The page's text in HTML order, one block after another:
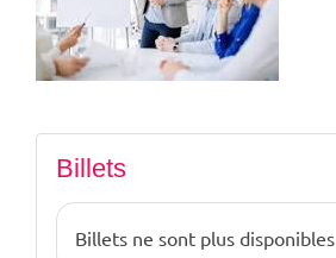
Billets
Billets ne sont plus disponibles